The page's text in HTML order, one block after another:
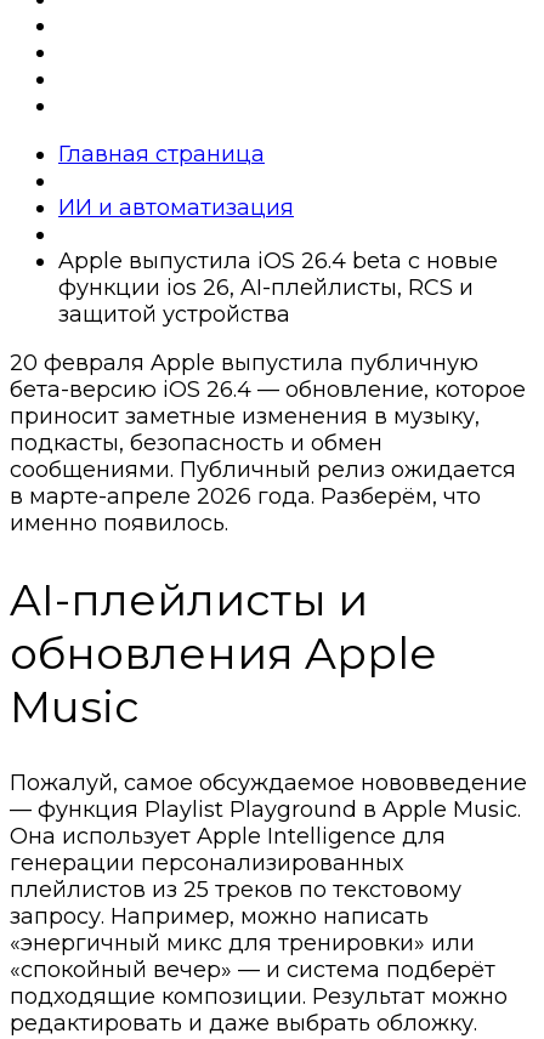
Главная страница
ИИ и автоматизация
Apple выпустила iOS 26.4 beta с новые
функции ios 26, AI-плейлисты, RCS и
защитой устройства
20 февраля Apple выпустила публичную
бета-версию iOS 26.4 — обновление, которое
приносит заметные изменения в музыку,
подкасты, безопасность и обмен
сообщениями. Публичный релиз ожидается
в марте-апреле 2026 года. Разберём, что
именно появилось.
AI-плейлисты и
обновления Apple
Music
Пожалуй, самое обсуждаемое нововведение
— функция Playlist Playground в Apple Music.
Она использует Apple Intelligence для
генерации персонализированных
плейлистов из 25 треков по текстовому
запросу. Например, можно написать
«энергичный микс для тренировки» или
«спокойный вечер» — и система подберёт
подходящие композиции. Результат можно
редактировать и даже выбрать обложку.